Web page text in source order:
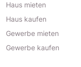
Haus mieten
Haus kaufen
Gewerbe mieten
Gewerbe kaufen